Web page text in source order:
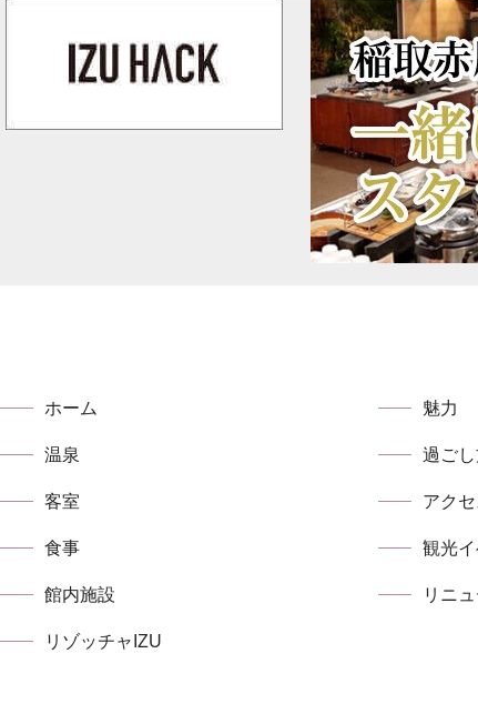
ホーム
温泉
客室
食事
館内施設
リゾッチャIZU
魅力
過ご
アクセ
観光イ
リニ